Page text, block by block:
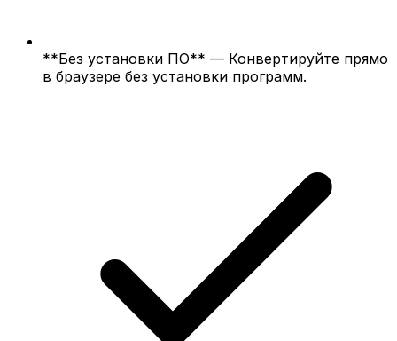
**Без установки ПО** — Конвертируйте прямо
в браузере без установки программ.